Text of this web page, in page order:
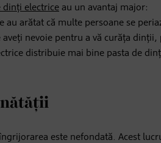
dinți electrice au un avantaj major:
arătat că multe persoane se
nevoie pentru a vă curăța dinții,
distribuie mai bine pasta de
este nefondată. Acest